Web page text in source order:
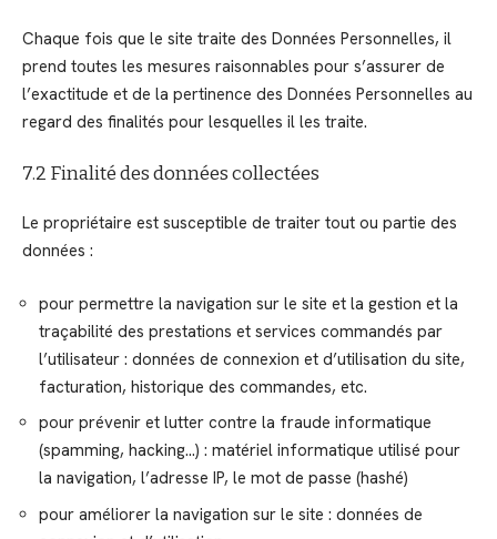
Chaque fois que le site traite des Données Personnelles, il
prend toutes les mesures raisonnables pour s’assurer de
l’exactitude et de la pertinence des Données Personnelles au
regard des finalités pour lesquelles il les traite.
7.2 Finalité des données collectées
Le propriétaire est susceptible de traiter tout ou partie des
données :
pour permettre la navigation sur le site et la gestion et la
traçabilité des prestations et services commandés par
l’utilisateur : données de connexion et d’utilisation du site,
facturation, historique des commandes, etc.
pour prévenir et lutter contre la fraude informatique
(spamming, hacking…) : matériel informatique utilisé pour
la navigation, l’adresse IP, le mot de passe (hashé)
pour améliorer la navigation sur le site : données de